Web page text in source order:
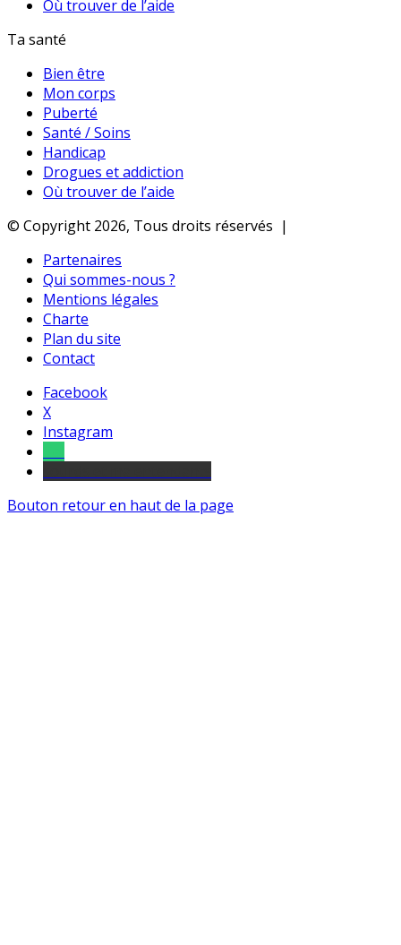
Où trouver de l’aide
Ta santé
Bien être
Mon corps
Puberté
Santé / Soins
Handicap
Drogues et addiction
Où trouver de l’aide
© Copyright 2026, Tous droits réservés |
Partenaires
Qui sommes-nous ?
Mentions légales
Charte
Plan du site
Contact
Facebook
X
Instagram
Bouton retour en haut de la page